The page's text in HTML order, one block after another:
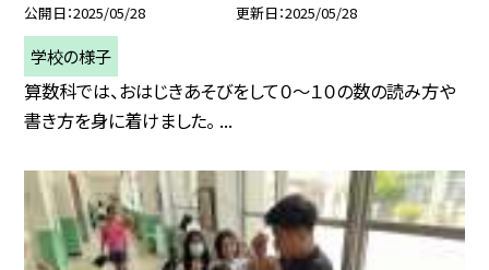
公開日 2025/05/28 更新日 2025/05/28
学校の様子
算数科では、おはじきあそびをして０〜１０の数の読み方や
書き方を身に着けました。 ...